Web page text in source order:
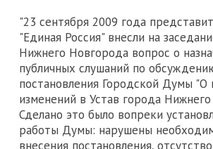
"23 сентября 2009 года
"Единая Россия" внесли на
Нижнего Новгорода вопрос о
публичных слушаний по
постановления Городской Думы "О
изменений в Устав города
Сделано это было вопреки
работы Думы: нарушены
внесения постановления,